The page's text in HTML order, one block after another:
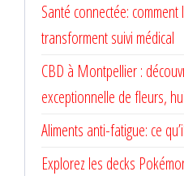
Santé connectée:
transforment suivi médical
CBD à Montpellier :
exceptionnelle de fleurs,
Aliments anti-fatigue: ce
Explorez les decks